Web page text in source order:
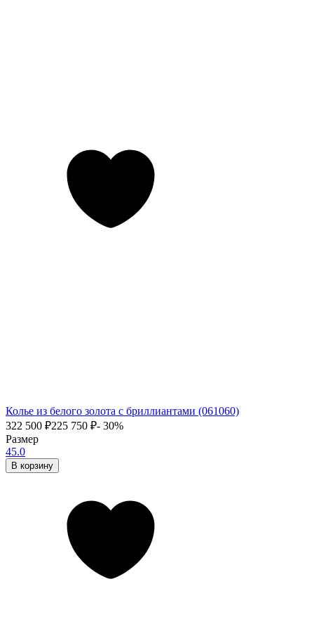
Колье из белого золота с бриллиантами (061060)
322 500 ₽225 750 ₽- 30%
Размер
45.0
В корзину